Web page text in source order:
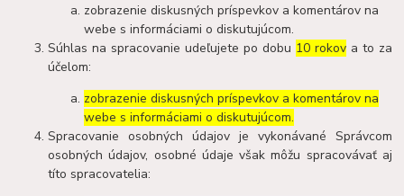
zobrazenie diskusných príspevkov a komentárov na
webe s informáciami o diskutujúcom.
Súhlas na spracovanie udeľujete po dobu 10 rokova to za
účelom:
zobrazenie diskusných príspevkov a komentárov na
webe s informáciami o diskutujúcom.
Spracovanie osobných údajov je vykonávané Správcom
osobných údajov, osobné údaje však môžu spracovávať aj
títo spracovatelia: